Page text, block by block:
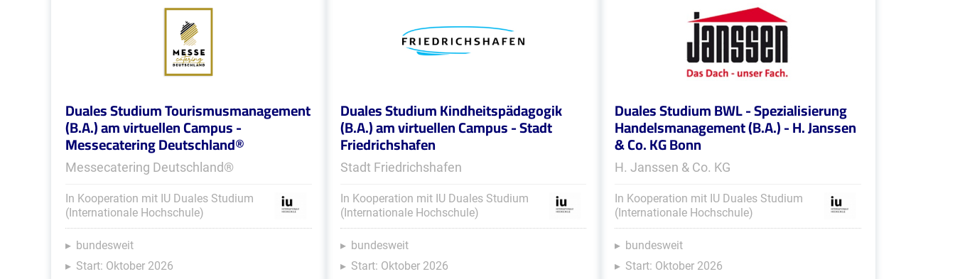
Duales Studium Tourismusmanagement
(B.A.) am virtuellen Campus -
Messecatering Deutschland®
Messecatering Deutschland®
In Kooperation mit IU Duales Studium
(Internationale Hochschule)
bundesweit
Start: Oktober 2026
Duales Studium Kindheitspädagogik
(B.A.) am virtuellen Campus - Stadt
Friedrichshafen
Stadt Friedrichshafen
In Kooperation mit IU Duales Studium
(Internationale Hochschule)
bundesweit
Start: Oktober 2026
Duales Studium BWL - Spezialisierung
Handelsmanagement (B.A.) - H. Janssen
& Co. KG Bonn
H. Janssen & Co. KG
In Kooperation mit IU Duales Studium
(Internationale Hochschule)
bundesweit
Start: Oktober 2026